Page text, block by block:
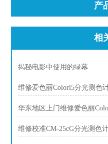
产
相
揭秘电影中使用的绿幕
维修爱色丽Colori5分光测色
华东地区上门维修爱色丽
维修校准CM-25cG分光测色